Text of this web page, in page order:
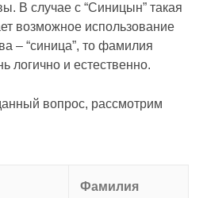
В случае с “Синицын” такая
возможное использование
– “синица”, то фамилия
логично и естественно.
вопрос, рассмотрим
Фамилия